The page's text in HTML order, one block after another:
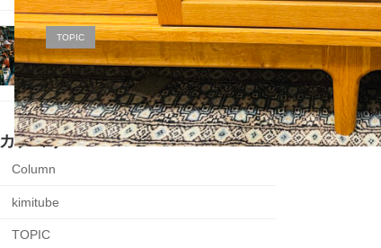
TOPIC
古道具キミドリ広瀬 9月の
2025年8月25日
カテゴリー
Column
kimitube
TOPIC